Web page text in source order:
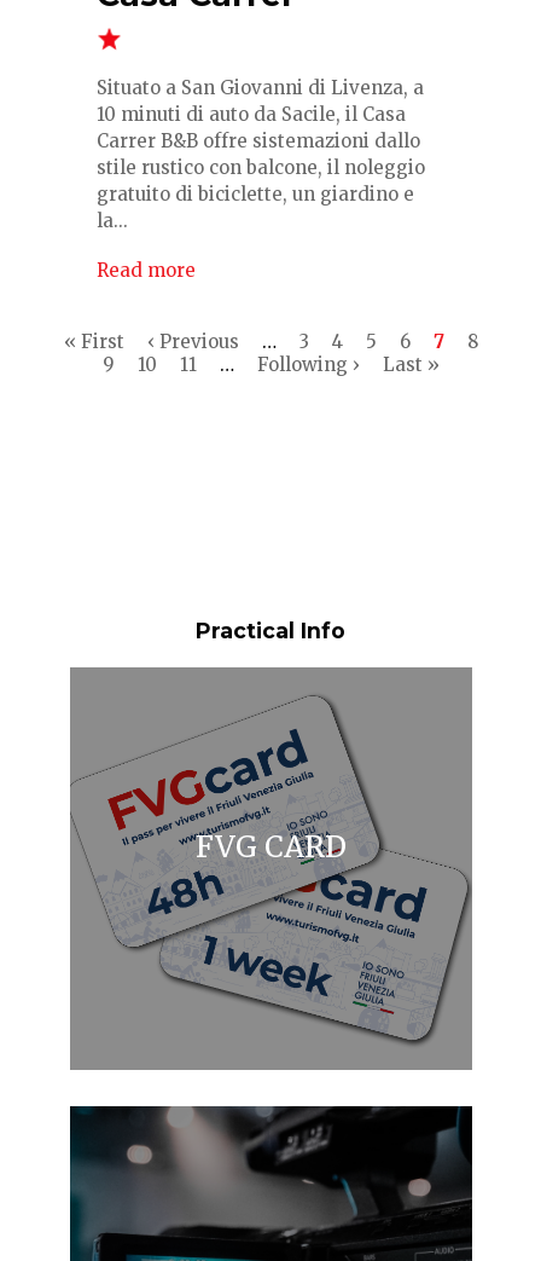
Situato a San Giovanni di Livenza, a
10 minuti di auto da Sacile, il Casa
Carrer B&B offre sistemazioni dallo
stile rustico con balcone, il noleggio
gratuito di biciclette, un giardino e
la...
Read more
Pagination
First
page
« First
Previous
page
‹ Previous … Page
3 Page
4 Page
5 Page
6
Current
page
7 Page
8
Page
9 Page
10 Page
11 …
Next
Following ›
Last
Last »
Practical Info
FVG CARD